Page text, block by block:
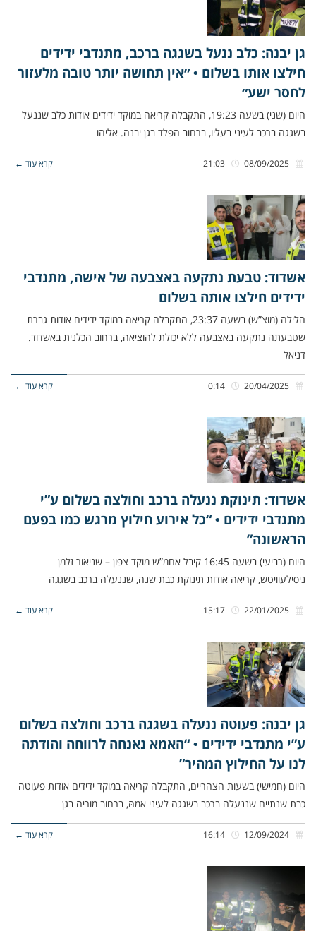
גן יבנה: כלב ננעל בשגגה ברכב, מתנדבי ידידים
חילצו אותו בשלום • ״אין תחושה יותר טובה מלעזור
לחסר ישע״
היום (שני) בשעה 19:23, התקבלה קריאה במוקד ידידים אודות כלב שננעל
בשגגה ברכב לעיני בעליו, ברחוב הפלד בגן יבנה. אליהו
קרא עוד ←
אשדוד: טבעת נתקעה באצבעה של אישה, מתנדבי
ידידים חילצו אותה בשלום
הלילה (מוצ”ש) בשעה 23:37, התקבלה קריאה במוקד ידידים אודות גברת
שטבעתה נתקעה באצבעה ללא יכולת להוציאה, ברחוב הכלנית באשדוד.
דניאל
קרא עוד ←
אשדוד: תינוקת ננעלה ברכב וחולצה בשלום ע”י
מתנדבי ידידים • “כל אירוע חילוץ מרגש כמו בפעם
הראשונה”
היום (רביעי) בשעה 16:45 קיבל אחמ”ש מוקד צפון – שניאור זלמן
ניסילעוויטש, קריאה אודות תינוקת כבת שנה, שננעלה ברכב בשגגה
קרא עוד ←
גן יבנה: פעוטה ננעלה בשגגה ברכב וחולצה בשלום
ע”י מתנדבי ידידים • “האמא נאנחה לרווחה והודתה
לנו על החילוץ המהיר”
היום (חמישי) בשעות הצהריים, התקבלה קריאה במוקד ידידים אודות פעוטה
כבת שנתיים שננעלה ברכב בשגגה לעיני אמהּ, ברחוב מוריה בגן
קרא עוד ←